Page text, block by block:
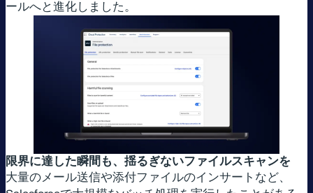
ールへと進化しました。
限界に達した瞬間も、揺るぎないファイルスキャンを
大量のメール送信や添付ファイルのインサートなど、